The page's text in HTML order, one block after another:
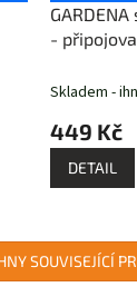
-
Skladem -
449 Kč
DETAIL
SOUVISEJÍCÍ